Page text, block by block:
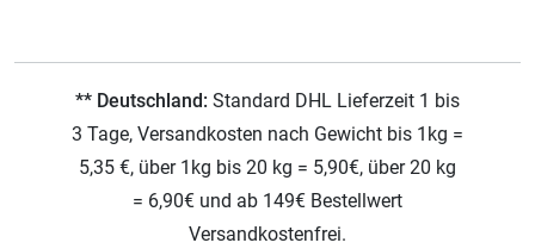
** Deutschland: Standard DHL Lieferzeit 1 bis
3 Tage, Versandkosten nach Gewicht bis 1kg =
5,35 €, über 1kg bis 20 kg = 5,90€, über 20 kg
= 6,90€ und ab 149€ Bestellwert
Versandkostenfrei.